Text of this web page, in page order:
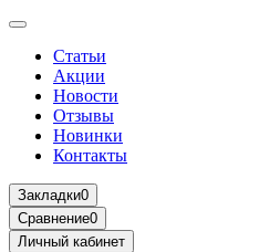
Статьи
Акции
Новости
Отзывы
Новинки
Контакты
Закладки0
Сравнение0
Личный кабинет